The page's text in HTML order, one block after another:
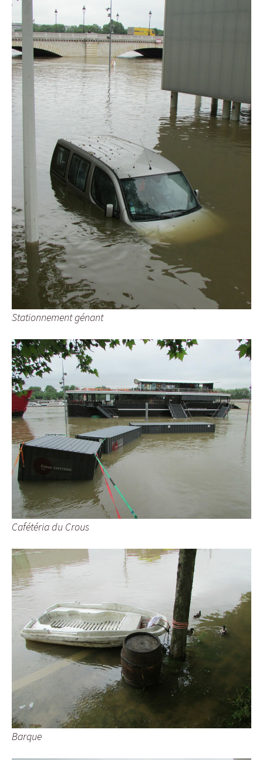
Stationnement génant
Cafétéria du Crous
Barque